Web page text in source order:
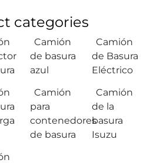
categories
Camión
de basura
azul
Camión
de Basura
Eléctrico
Camión
para
contenedores
de basura
Camión
de la
basura
Isuzu